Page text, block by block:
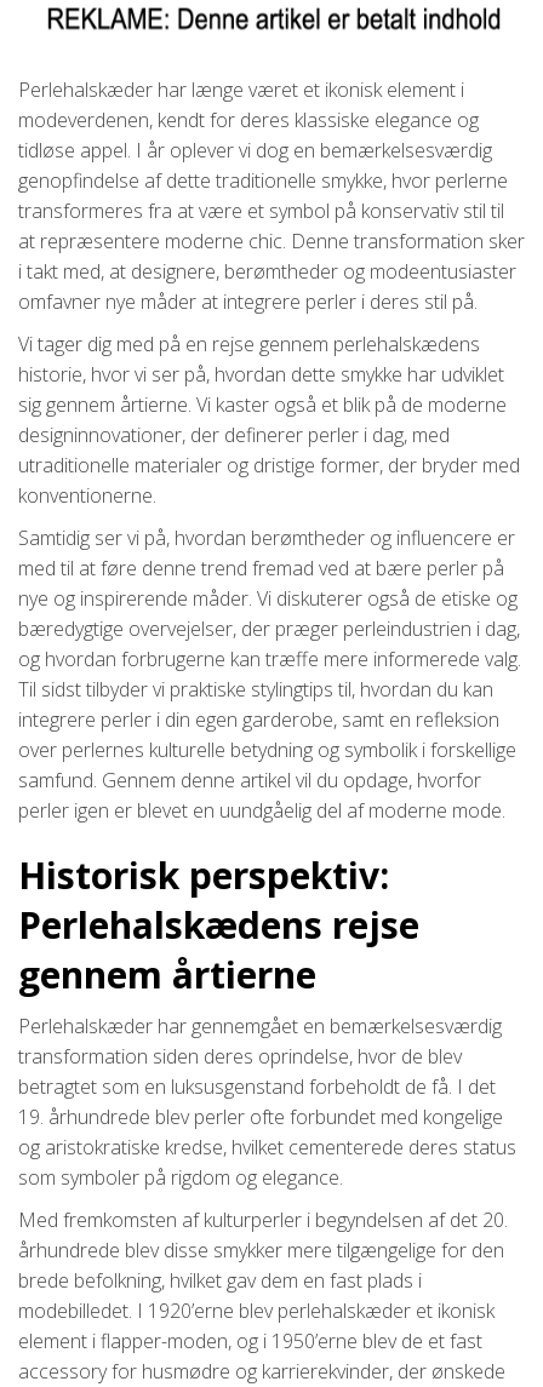
Perlehalskæder har længe været et ikonisk element i
modeverdenen, kendt for deres klassiske elegance og
tidløse appel. I år oplever vi dog en bemærkelsesværdig
genopfindelse af dette traditionelle smykke, hvor perlerne
transformeres fra at være et symbol på konservativ stil til
at repræsentere moderne chic. Denne transformation sker
i takt med, at designere, berømtheder og modeentusiaster
omfavner nye måder at integrere perler i deres stil på.
Vi tager dig med på en rejse gennem perlehalskædens
historie, hvor vi ser på, hvordan dette smykke har udviklet
sig gennem årtierne. Vi kaster også et blik på de moderne
designinnovationer, der definerer perler i dag, med
utraditionelle materialer og dristige former, der bryder med
konventionerne.
Samtidig ser vi på, hvordan berømtheder og influencere er
med til at føre denne trend fremad ved at bære perler på
nye og inspirerende måder. Vi diskuterer også de etiske og
bæredygtige overvejelser, der præger perleindustrien i dag,
og hvordan forbrugerne kan træffe mere informerede valg.
Til sidst tilbyder vi praktiske stylingtips til, hvordan du kan
integrere perler i din egen garderobe, samt en refleksion
over perlernes kulturelle betydning og symbolik i forskellige
samfund. Gennem denne artikel vil du opdage, hvorfor
perler igen er blevet en uundgåelig del af moderne mode.
Historisk perspektiv:
Perlehalskædens rejse
gennem årtierne
Perlehalskæder har gennemgået en bemærkelsesværdig
transformation siden deres oprindelse, hvor de blev
betragtet som en luksusgenstand forbeholdt de få. I det
19. århundrede blev perler ofte forbundet med kongelige
og aristokratiske kredse, hvilket cementerede deres status
som symboler på rigdom og elegance.
Med fremkomsten af kulturperler i begyndelsen af det 20.
århundrede blev disse smykker mere tilgængelige for den
brede befolkning, hvilket gav dem en fast plads i
modebilledet. I 1920’erne blev perlehalskæder et ikonisk
element i flapper-moden, og i 1950’erne blev de et fast
accessory for husmødre og karrierekvinder, der ønskede